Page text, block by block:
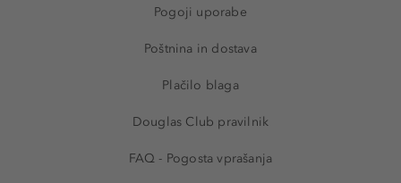
Pogoji uporabe
Poštnina in dostava
Plačilo blaga
Douglas Club pravilnik
FAQ - Pogosta vprašanja